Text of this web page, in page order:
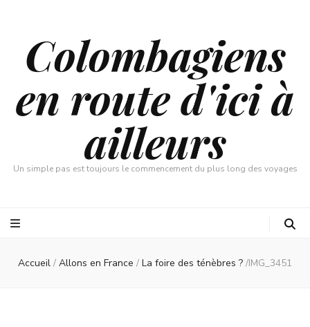
Colombagiens
en route d'ici à
ailleurs
Un simple pas est toujours le commencement du plus long des voyages
Accueil / Allons en France / La foire des ténèbres ? /IMG_3451